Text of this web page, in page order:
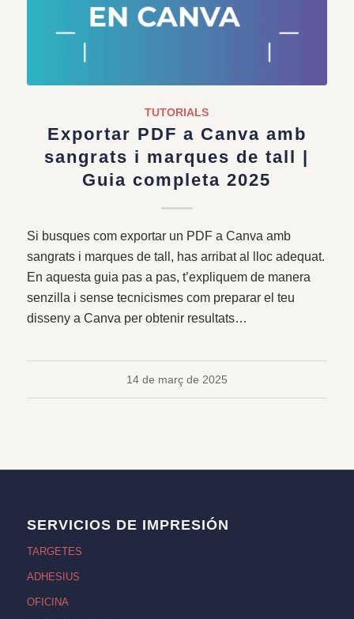
TUTORIALS
Exportar PDF a Canva amb
sangrats i marques de tall |
Guia completa 2025
Si busques com exportar un PDF a Canva amb
sangrats i marques de tall, has arribat al lloc adequat.
En aquesta guia pas a pas, t’expliquem de manera
senzilla i sense tecnicismes com preparar el teu
disseny a Canva per obtenir resultats…
14 de març de 2025
SERVICIOS DE IMPRESIÓN
TARGETES
ADHESIUS
OFICINA